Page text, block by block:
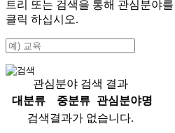
트리 또는 검색을 통해 관심분야
클릭 하십시오.
관심분야 검색 결과
대분류
중분류
관심분야명
검색결과가 없습니다.